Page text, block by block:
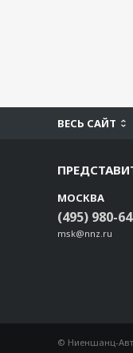
ВЕСЬ САЙТ
МОСКВА
(495) 980-
msk@nnz.ru
© Ниеншанц-